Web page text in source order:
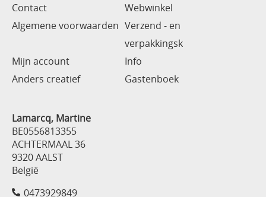
Contact
Webwinkel
Algemene voorwaarden Verzend - en
verpakkingsk
Mijn account
Info
Anders creatief
Gastenboek
Lamarcq, Martine
BE0556813355
ACHTERMAAL 36
9320 AALST
België
0473929849